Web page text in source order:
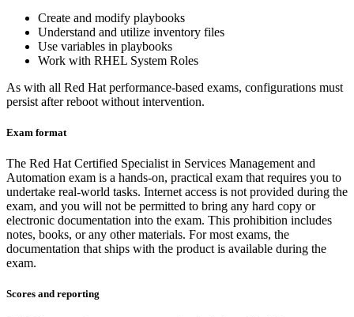
Create and modify playbooks
Understand and utilize inventory files
Use variables in playbooks
Work with RHEL System Roles
As with all Red Hat performance-based exams, configurations must
persist after reboot without intervention.
Exam format
The Red Hat Certified Specialist in Services Management and
Automation exam is a hands-on, practical exam that requires you to
undertake real-world tasks. Internet access is not provided during the
exam, and you will not be permitted to bring any hard copy or
electronic documentation into the exam. This prohibition includes
notes, books, or any other materials. For most exams, the
documentation that ships with the product is available during the
exam.
Scores and reporting